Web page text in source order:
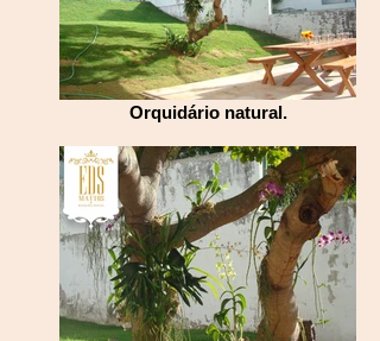
Orquidário natural.